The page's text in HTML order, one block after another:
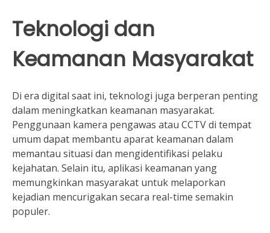
Teknologi dan
Keamanan Masyarakat
Di era digital saat ini, teknologi juga berperan penting
dalam meningkatkan keamanan masyarakat.
Penggunaan kamera pengawas atau CCTV di tempat
umum dapat membantu aparat keamanan dalam
memantau situasi dan mengidentifikasi pelaku
kejahatan. Selain itu, aplikasi keamanan yang
memungkinkan masyarakat untuk melaporkan
kejadian mencurigakan secara real-time semakin
populer.